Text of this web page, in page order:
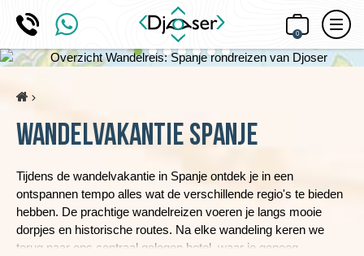
0
Home
Wandelvakantie Spanje
Tijdens de wandelvakantie in Spanje ontdek je in een
ontspannen tempo alles wat de verschillende regio's te bieden
hebben. De prachtige wandelreizen voeren je langs mooie
dorpjes en historische routes. Na elke wandeling keren we
terug naar ons centraal gelegen hotel, waar je genoeg